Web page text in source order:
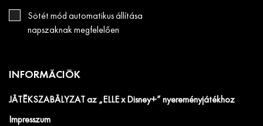
Sötét mód automatikus állítása
napszaknak megfelelően
INFORMÁCIÓK
JÁTÉKSZABÁLYZAT az „ELLE x Disney+” nyereményjátékhoz
Impresszum